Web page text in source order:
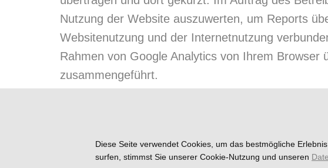
Nutzung der Website auszuwerten, um Reports
Websitenutzung und der Internetnutzung
Rahmen von Google Analytics von Ihrem
zusammengeführt.
Wenn Sie uns generell nicht gestatten, Cookies
Diese Seite verwendet Cookies, um das bestmögliche
surfen, stimmst Sie unserer Cookie-Nutzung und unseren